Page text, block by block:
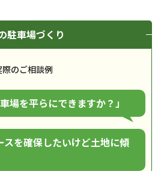
駐車場づくり
際のご相談例
場を平らにできますか？」
スを確保したいけど土地に傾